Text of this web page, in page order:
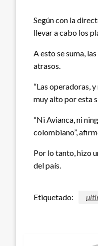
Según con la
llevar a cabo los
A esto se suma,
atrasos.
“Las operadoras,
muy alto por esta
“Ni Avianca, ni
colombiano”,
Por lo tanto, hizo
del país.
Etiquetado: